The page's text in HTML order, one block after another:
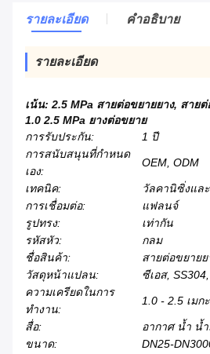
รายละเอียด คําอธิบาย
รายละเอียด
เน้น:2.5 MPa สายต่อขยายยาง, สายต่
1.0 2.5 MPa ยางต่อขยาย
การรับประกัน:
1 ปี
การสนับสนุนที่กําหนด
เอง:
OEM, ODM
เทคนิค:
วัลคานิซิ่งแล
การเชื่อมต่อ:
แฟลนจ์
รูปทรง:
เท่ากัน
รหัสหัว:
กลม
ชื่อสินค้า:
สายต่อขยายย
วัสดุหน้าแปลน:
ซีเอส,
ความเครียดในการ
ทำงาน:
1.0 - 2.5 เมก
สื่อ:
อากาศ น้ำ น้
ขนาด:
DN25-